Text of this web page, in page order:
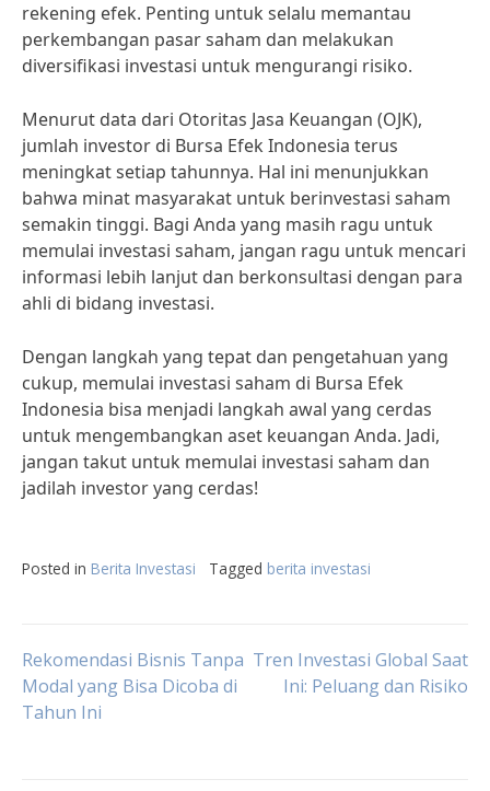
rekening efek. Penting untuk selalu memantau
perkembangan pasar saham dan melakukan
diversifikasi investasi untuk mengurangi risiko.
Menurut data dari Otoritas Jasa Keuangan (OJK),
jumlah investor di Bursa Efek Indonesia terus
meningkat setiap tahunnya. Hal ini menunjukkan
bahwa minat masyarakat untuk berinvestasi saham
semakin tinggi. Bagi Anda yang masih ragu untuk
memulai investasi saham, jangan ragu untuk mencari
informasi lebih lanjut dan berkonsultasi dengan para
ahli di bidang investasi.
Dengan langkah yang tepat dan pengetahuan yang
cukup, memulai investasi saham di Bursa Efek
Indonesia bisa menjadi langkah awal yang cerdas
untuk mengembangkan aset keuangan Anda. Jadi,
jangan takut untuk memulai investasi saham dan
jadilah investor yang cerdas!
Posted in Berita Investasi Tagged berita investasi
Post
navigation
Rekomendasi Bisnis Tanpa
Modal yang Bisa Dicoba di
Tahun Ini
Tren Investasi Global Saat
Ini: Peluang dan Risiko